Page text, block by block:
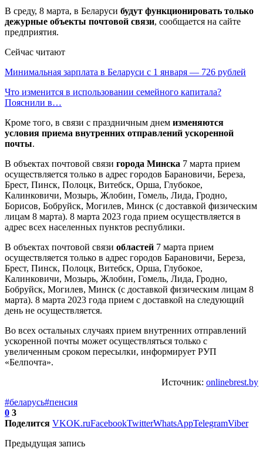
В среду, 8 марта, в Беларуси будут функционировать только
дежурные объекты почтовой связи, сообщается на сайте
предприятия.
Сейчас читают
Минимальная зарплата в Беларуси с 1 января — 726 рублей
Что изменится в использовании семейного капитала?
Пояснили в…
Кроме того, в связи с праздничным днем изменяются
условия приема внутренних отправлений ускоренной
почты.
В объектах почтовой связи города Минска 7 марта прием
осуществляется только в адрес городов Барановичи, Береза,
Брест, Пинск, Полоцк, Витебск, Орша, Глубокое,
Калинковичи, Мозырь, Жлобин, Гомель, Лида, Гродно,
Борисов, Бобруйск, Могилев, Минск (с доставкой физическим
лицам 8 марта). 8 марта 2023 года прием осуществляется в
адрес всех населенных пунктов республики.
В объектах почтовой связи областей 7 марта прием
осуществляется только в адрес городов Барановичи, Береза,
Брест, Пинск, Полоцк, Витебск, Орша, Глубокое,
Калинковичи, Мозырь, Жлобин, Гомель, Лида, Гродно,
Бобруйск, Могилев, Минск (с доставкой физическим лицам 8
марта). 8 марта 2023 года прием с доставкой на следующий
день не осуществляется.
Во всех остальных случаях прием внутренних отправлений
ускоренной почты может осуществляться только с
увеличенным сроком пересылки, информирует РУП
«Белпочта».
Источник: onlinebrest.by
#беларусь#пенсия
0 3
Поделится VKOK.ruFacebookTwitterWhatsAppTelegramViber
Предыдущая запись